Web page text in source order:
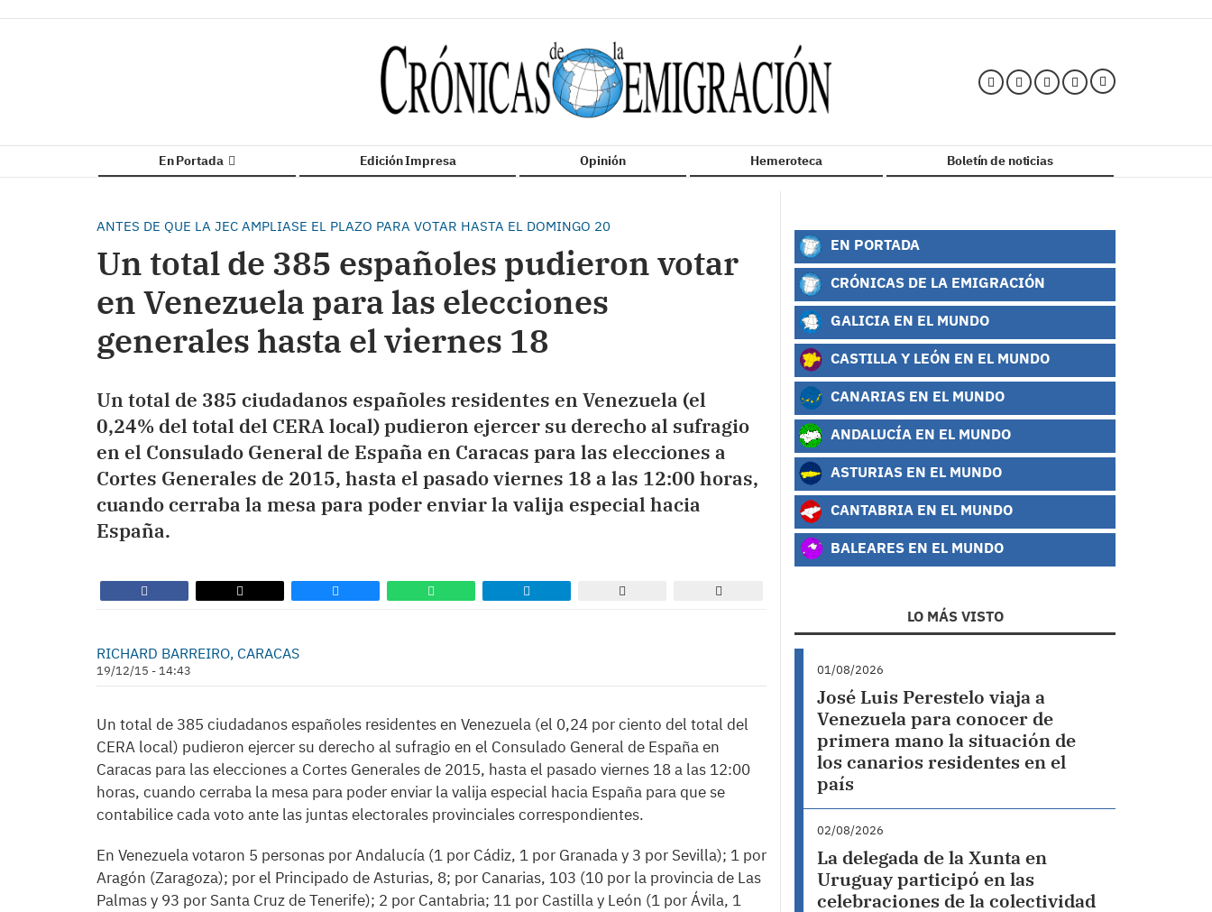
En Portada Edición Impresa Opinión Hemeroteca Boletín de noticias
ANTES DE QUE LA JEC AMPLIASE EL PLAZO PARA VOTAR HASTA EL DOMINGO 20
Un total de 385 españoles pudieron votar
en Venezuela para las elecciones
generales hasta el viernes 18
Un total de 385 ciudadanos españoles residentes en Venezuela (el
0,24% del total del CERA local) pudieron ejercer su derecho al sufragio
en el Consulado General de España en Caracas para las elecciones a
Cortes Generales de 2015, hasta el pasado viernes 18 a las 12:00 horas,
cuando cerraba la mesa para poder enviar la valija especial hacia
España.
RICHARD BARREIRO, CARACAS
19/12/15 - 14:43
Un total de 385 ciudadanos españoles residentes en Venezuela (el 0,24 por ciento del total del
CERA local) pudieron ejercer su derecho al sufragio en el Consulado General de España en
Caracas para las elecciones a Cortes Generales de 2015, hasta el pasado viernes 18 a las 12:00
horas, cuando cerraba la mesa para poder enviar la valija especial hacia España para que se
contabilice cada voto ante las juntas electorales provinciales correspondientes.
En Venezuela votaron 5 personas por Andalucía (1 por Cádiz, 1 por Granada y 3 por Sevilla); 1 por
Aragón (Zaragoza); por el Principado de Asturias, 8; por Canarias, 103 (10 por la provincia de Las
Palmas y 93 por Santa Cruz de Tenerife); 2 por Cantabria; 11 por Castilla y León (1 por Ávila, 1
EN PORTADA
CRÓNICAS DE LA EMIGRACIÓN
GALICIA EN EL MUNDO
CASTILLA Y LEÓN EN EL MUNDO
CANARIAS EN EL MUNDO
ANDALUCÍA EN EL MUNDO
ASTURIAS EN EL MUNDO
CANTABRIA EN EL MUNDO
BALEARES EN EL MUNDO
LO MÁS VISTO
01/08/2026
José Luis Perestelo viaja a
Venezuela para conocer de
primera mano la situación de
los canarios residentes en el
país
02/08/2026
La delegada de la Xunta en
Uruguay participó en las
celebraciones de la colectividad